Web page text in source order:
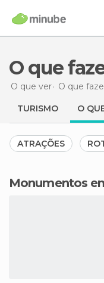
O que
O que ver O que
TURISMO O
ATRAÇÕES
Monumentos